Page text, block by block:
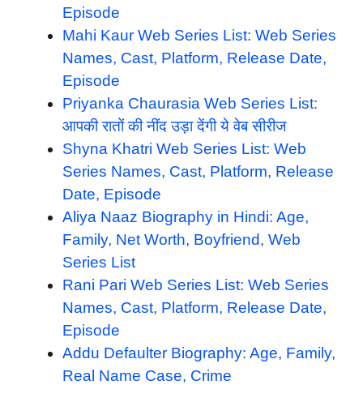
Episode
Mahi Kaur Web Series List: Web Series
Names, Cast, Platform, Release Date,
Episode
Priyanka Chaurasia Web Series List:
आपकी रातों की नींद उड़ा देंगी ये वेब सीरीज
Shyna Khatri Web Series List: Web
Series Names, Cast, Platform, Release
Date, Episode
Aliya Naaz Biography in Hindi: Age,
Family, Net Worth, Boyfriend, Web
Series List
Rani Pari Web Series List: Web Series
Names, Cast, Platform, Release Date,
Episode
Addu Defaulter Biography: Age, Family,
Real Name Case, Crime